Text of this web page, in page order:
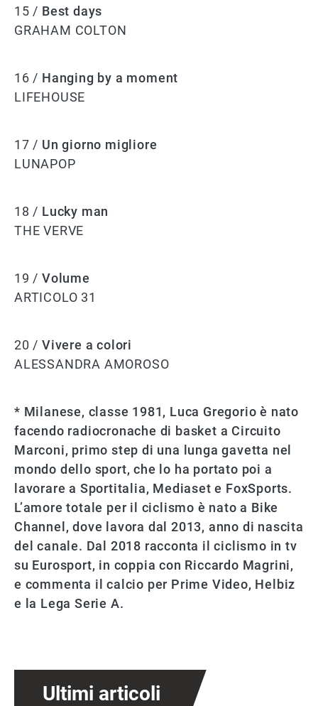
15 / Best days
GRAHAM COLTON
16 / Hanging by a moment
LIFEHOUSE
17 / Un giorno migliore
LUNAPOP
18 / Lucky man
THE VERVE
19 / Volume
ARTICOLO 31
20 / Vivere a colori
ALESSANDRA AMOROSO
* Milanese, classe 1981, Luca Gregorio è nato
facendo radiocronache di basket a Circuito
Marconi, primo step di una lunga gavetta nel
mondo dello sport, che lo ha portato poi a
lavorare a Sportitalia, Mediaset e FoxSports.
L’amore totale per il ciclismo è nato a Bike
Channel, dove lavora dal 2013, anno di nascita
del canale. Dal 2018 racconta il ciclismo in tv
su Eurosport, in coppia con Riccardo Magrini,
e commenta il calcio per Prime Video, Helbiz
e la Lega Serie A.
Ultimi articoli